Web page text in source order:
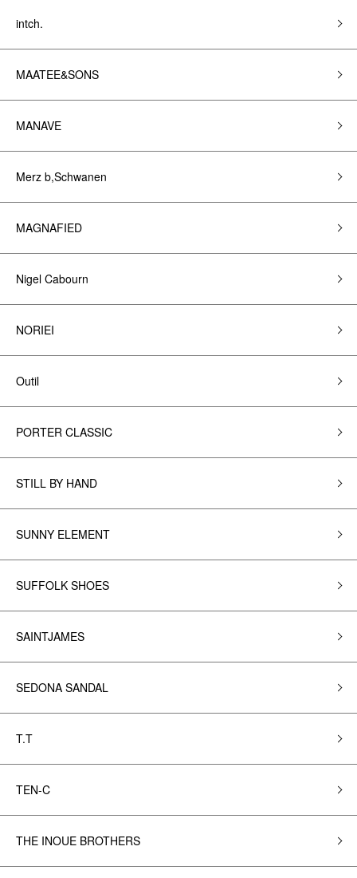
intch.
MAATEE&SONS
MANAVE
Merz b,Schwanen
MAGNAFIED
Nigel Cabourn
NORIEI
Outil
PORTER CLASSIC
STILL BY HAND
SUNNY ELEMENT
SUFFOLK SHOES
SAINTJAMES
SEDONA SANDAL
T.T
TEN-C
THE INOUE BROTHERS